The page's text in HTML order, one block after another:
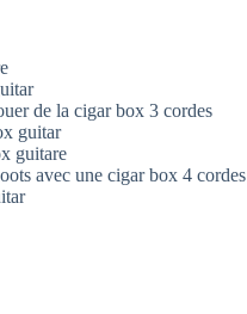
de la cigar box 3 cordes
guitar
guitare
avec une cigar box 4 cordes